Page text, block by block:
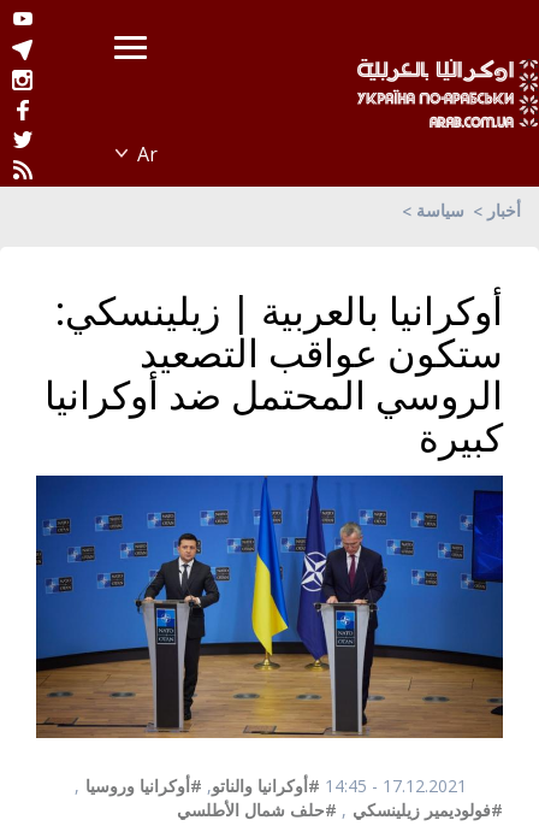
أخبار سياسة
أوكرانيا بالعربية | زيلينسكي:
ستكون عواقب التصعيد
الروسي المحتمل ضد أوكرانيا
كبيرة
17.12.2021 - 14:45 #أوكرانيا والناتو, #أوكرانيا وروسيا ,
#فولوديمير زيلينسكي , #حلف شمال الأطلسي